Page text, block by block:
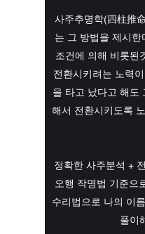
사주추명학(四柱推
는 그 방법을 제시한
조건에 의해 비롯된
전환시키려는 노력
을 타고 났다고 해도
해서 전환시키도록
정확한 사주분석 +
오행 작명법 기준으
수리법으로 나의 이
풀이